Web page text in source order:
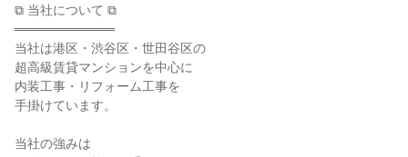
⧉ 当社について ⧉
═══════════
当社は港区・渋谷区・世田谷区の
超高級賃貸マンションを中心に
内装工事・リフォーム工事を
手掛けています。
当社の強みは